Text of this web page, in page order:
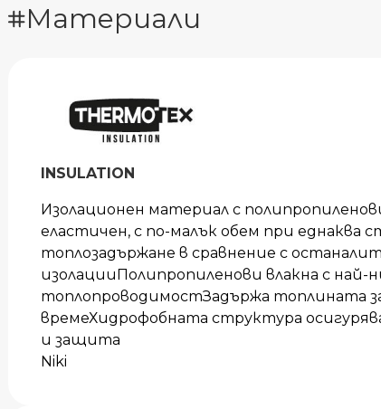
Материали
INSULATION
Изолационен материал с
еластичен, с по-малък обем при еднаква
топлозадържане в сравнение с
изолацииПолипропиленови влакна с най-
топлопроводимостЗадържа топлината
времеХидрофобната структура
и защита
Niki